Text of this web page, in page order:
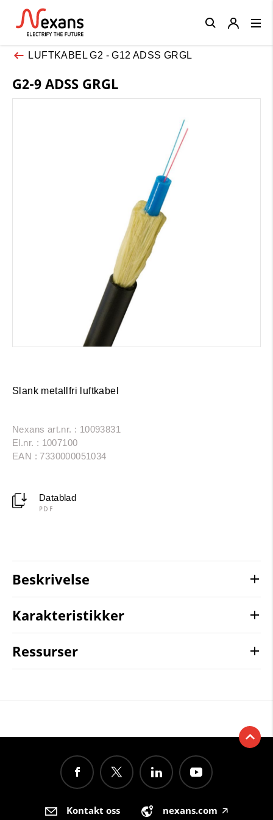
LUFTKABEL G2 - G12 ADSS GRGL
G2-9 ADSS GRGL
Slank metallfri luftkabel
Nexans art.nr. : 10093831
El.nr. : 1007100
EAN : 7330000051034
Datablad
PDF
Beskrivelse
Karakteristikker
Ressurser
Close
Kontakt oss nexans.com 🡥